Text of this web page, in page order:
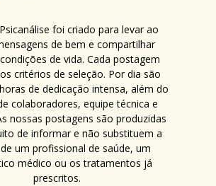
foi criado para levar ao
de bem e compartilhar
de vida. Cada postagem
critérios de seleção. Por dia são
de dedicação intensa, além do
colaboradores, equipe técnica e
nossas postagens são produzidas
de informar e não substituem a
um profissional de saúde, um
médico ou os tratamentos já
prescritos.